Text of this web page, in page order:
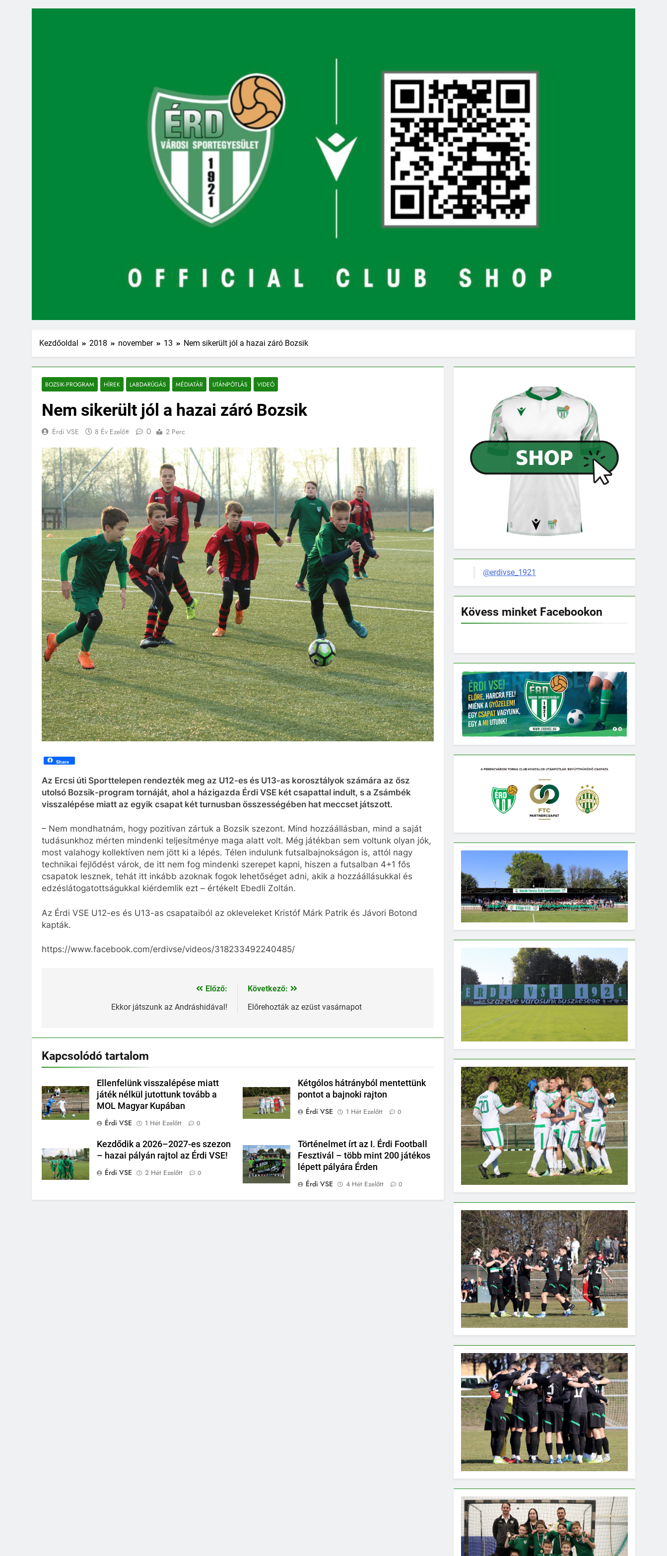
Kezdőoldal 2018 november 13 Nem sikerült jól a hazai záró Bozsik
BOZSIK-PROGRAM HÍREK LABDARÚGÁS MÉDIATÁR UTÁNPÓTLÁS VIDEÓ
Nem sikerült jól a hazai záró Bozsik
Érdi VSE 8 Év Ezelőtt 0 2 Perc
Share
Az Ercsi úti Sporttelepen rendezték meg az U12-es és U13-as korosztályok számára az ősz
utolsó Bozsik-program tornáját, ahol a házigazda Érdi VSE két csapattal indult, s a Zsámbék
visszalépése miatt az egyik csapat két turnusban összességében hat meccset játszott.
– Nem mondhatnám, hogy pozitívan zártuk a Bozsik szezont. Mind hozzáállásban, mind a saját
tudásunkhoz mérten mindenki teljesítménye maga alatt volt. Még játékban sem voltunk olyan jók,
most valahogy kollektíven nem jött ki a lépés. Télen indulunk futsalbajnokságon is, attól nagy
technikai fejlődést várok, de itt nem fog mindenki szerepet kapni, hiszen a futsalban 4+1 fős
csapatok lesznek, tehát itt inkább azoknak fogok lehetőséget adni, akik a hozzáállásukkal és
edzéslátogatottságukkal kiérdemlik ezt – értékelt Ebedli Zoltán.
Az Érdi VSE U12-es és U13-as csapataiból az okleveleket Kristóf Márk Patrik és Jávori Botond
kapták.
https://www.facebook.com/erdivse/videos/318233492240485/
Előző:
Ekkor játszunk az Andráshidával!
Következő:
Előrehozták az ezüst vasárnapot
Kapcsolódó tartalom
Ellenfelünk visszalépése miatt
játék nélkül jutottunk tovább a
MOL Magyar Kupában
Érdi VSE
1 Hét Ezelőtt 0
Kétgólos hátrányból mentettünk
pontot a bajnoki rajton
Érdi VSE
1 Hét Ezelőtt 0
Kezdődik a 2026–2027-es szezon
– hazai pályán rajtol az Érdi VSE!
Érdi VSE
2 Hét Ezelőtt 0
Történelmet írt az I. Érdi Football
Fesztivál – több mint 200 játékos
lépett pályára Érden
Érdi VSE
4 Hét Ezelőtt 0
@erdivse_1921
Kövess minket Facebookon